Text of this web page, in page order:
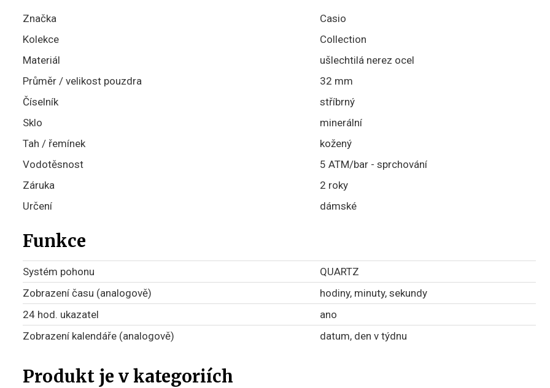
Značka
Casio
Kolekce
Collection
Materiál
ušlechtilá nerez ocel
Průměr / velikost pouzdra
32 mm
Číselník
stříbrný
Sklo
minerální
Tah / řemínek
kožený
Vodotěsnost
5 ATM/bar - sprchování
Záruka
2 roky
Určení
dámské
Funkce
Systém pohonu
QUARTZ
Zobrazení času (analogově)
hodiny, minuty, sekundy
24 hod. ukazatel
ano
Zobrazení kalendáře (analogově)
datum, den v týdnu
Produkt je v kategoriích